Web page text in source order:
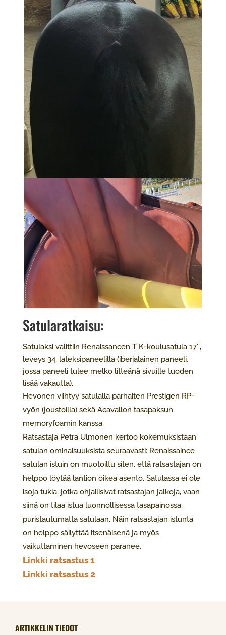
Satularatkaisu:
Satulaksi valittiin Renaissancen T K-koulusatula 17″,
leveys 34, lateksipaneelilla (iberialainen paneeli,
jossa paneeli tulee melko litteänä sivuille tuoden
lisää vakautta).
Hevonen viihtyy satulalla parhaiten Prestigen RP-
vyön (joustoilla) sekä Acavallon tasapaksun
memoryfoamin kanssa.
Ratsastaja Petra Ulmonen kertoo kokemuksistaan
satulan ominaisuuksista seuraavasti: Renaissaince
satulan istuin on muotoiltu siten, että ratsastajan on
helppo löytää lantion oikea asento. Satulassa ei ole
isoja tukia, jotka ohjailisivat ratsastajan jalkoja, vaan
siinä on tilaa istua luonnollisessa tasapainossa,
puristautumatta satulaan. Näin ratsastajan istunta
on helppo säilyttää itsenäisenä ja myös
vaikuttaminen hevoseen paranee.
Linkki ratsastus 1
Linkki ratsastus 2
ARTIKKELIN TIEDOT